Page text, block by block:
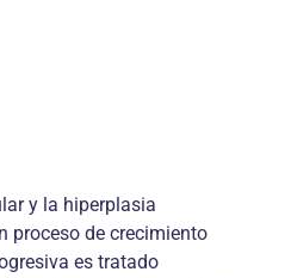
y la hiperplasia
proceso de crecimiento
es tratado